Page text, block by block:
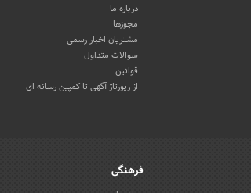
درباره ما
مجوزها
مشتریان اخبار رسمی
سوالات متداول
قوانین
از رپورتاژ آگهی تا کمپین رسانه ای
فرهنگی